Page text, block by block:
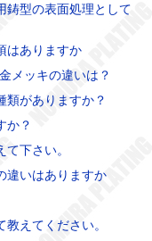
鋳型の表面処理として
はありますか
メッキの違いは？
類がありますか？
か？
下さい。
違いはありますか
えてください。